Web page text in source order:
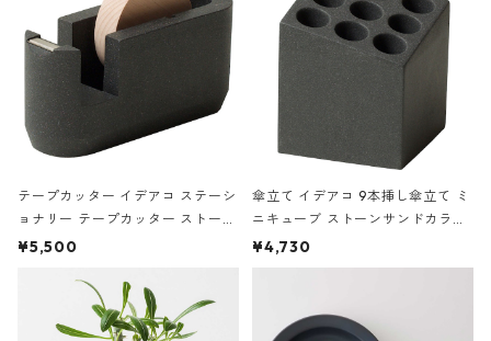
テープカッター イデアコ ステーシ
ョナリー テープカッター ストーン
サンドカラー 石調 ideaco Station
¥5,500
傘立て イデアコ 9本挿し傘立て ミ
ニキューブ ストーンサンドカラー
石調 ideaco Umbrella Stand CUB
E ストーンサンドブラック
¥4,730